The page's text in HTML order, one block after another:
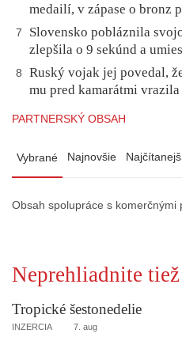
medailí, v zápase o bronz
7
Slovensko pobláznila
zlepšila o 9 sekúnd a
8
Ruský vojak jej povedal,
mu pred kamarátmi
PARTNERSKÝ OBSAH
Vybrané Najnovšie
Obsah spolupráce s komerčnými
Neprehliadnite tiež
Tropické šestonedelie
INZERCIA 7. aug